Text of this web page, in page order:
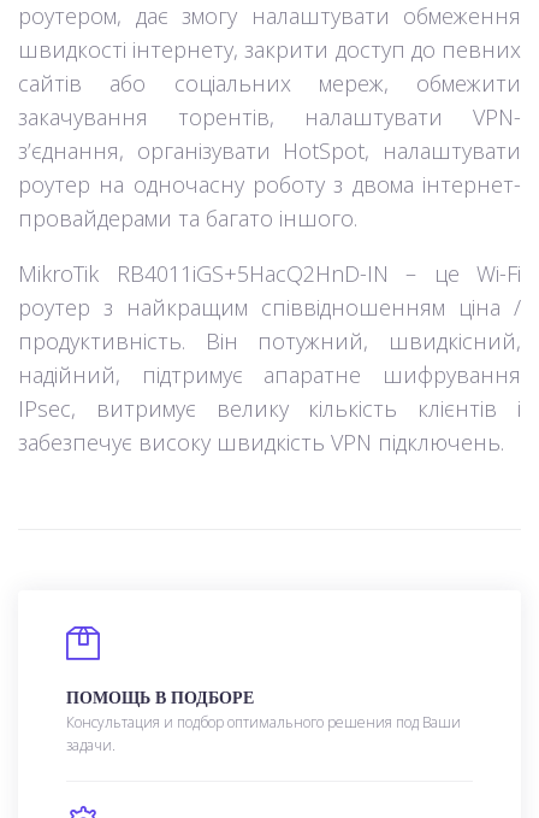
роутером, дає змогу налаштувати обмеження
швидкості інтернету, закрити доступ до певних
сайтів або соціальних мереж, обмежити
закачування торентів, налаштувати VPN-
з’єднання, організувати HotSpot, налаштувати
роутер на одночасну роботу з двома інтернет-
провайдерами та багато іншого.
MikroTik RB4011iGS+5HacQ2HnD-IN – це Wi-Fi
роутер з найкращим співвідношенням ціна /
продуктивність. Він потужний, швидкісний,
надійний, підтримує апаратне шифрування
IPsec, витримує велику кількість клієнтів і
забезпечує високу швидкість VPN підключень.
ПОМОЩЬ В ПОДБОРЕ
Консультация и подбор оптимального решения под Ваши
задачи.